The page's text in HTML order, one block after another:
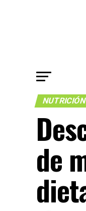
NUTRICIÓN
de